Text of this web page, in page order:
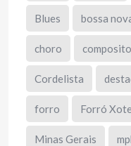
Blues bossa
choro
Cordelista
forro Forró
Minas Gerais